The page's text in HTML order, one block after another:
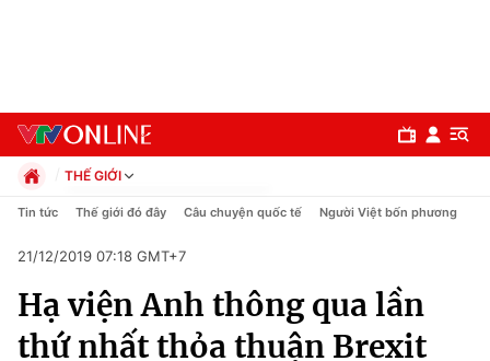
Chuyên mục
Chính trị
THẾ GIỚI
Chính trị
Pháp luật
Kinh tế
Thể thao
Truyền hình
Tin tức Thế giới đó đây Câu chuyện quốc tế Người Việt bốn phương
21/12/2019 07:18 GMT+7
Hạ viện Anh thông qua lần
thứ nhất thỏa thuận Brexit